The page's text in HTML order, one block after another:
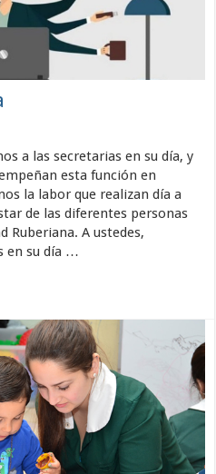
a las secretarias en su día, y
esta función en
la labor que realizan día a
de las diferentes personas
Ruberiana. A ustedes,
en su día …